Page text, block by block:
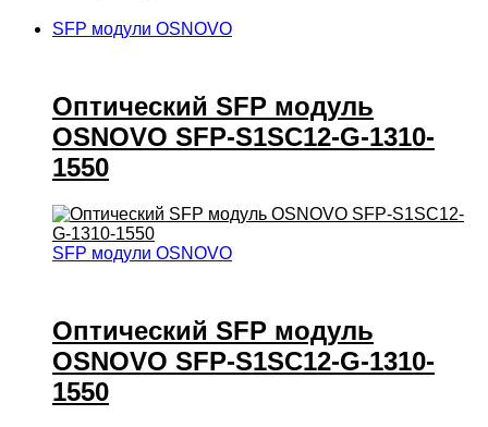
SFP модули OSNOVO
Оптический SFP модуль
OSNOVO SFP-S1SC12-G-1310-
1550
SFP модули OSNOVO
Оптический SFP модуль
OSNOVO SFP-S1SC12-G-1310-
1550